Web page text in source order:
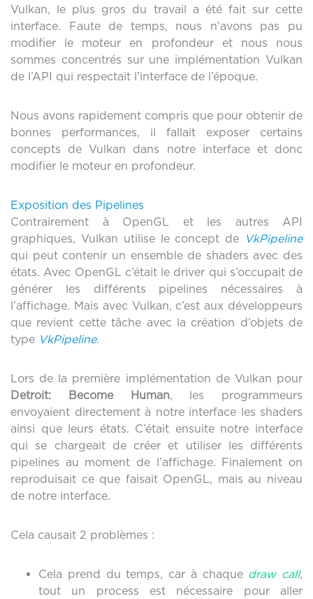
Vulkan, le plus gros du travail a été fait sur cette
interface. Faute de temps, nous n’avons pas pu
modifier le moteur en profondeur et nous nous
sommes concentrés sur une implémentation Vulkan
de l’API qui respectait l’interface de l’époque.
Nous avons rapidement compris que pour obtenir de
bonnes performances, il fallait exposer certains
concepts de Vulkan dans notre interface et donc
modifier le moteur en profondeur.
Exposition des Pipelines
Contrairement à OpenGL et les autres API
graphiques, Vulkan utilise le concept de VkPipeline
qui peut contenir un ensemble de shaders avec des
états. Avec OpenGL c’était le driver qui s’occupait de
générer les différents pipelines nécessaires à
l’affichage. Mais avec Vulkan, c’est aux développeurs
que revient cette tâche avec la création d’objets de
type VkPipeline.
Lors de la première implémentation de Vulkan pour
Detroit: Become Human, les programmeurs
envoyaient directement à notre interface les shaders
ainsi que leurs états. C’était ensuite notre interface
qui se chargeait de créer et utiliser les différents
pipelines au moment de l’affichage. Finalement on
reproduisait ce que faisait OpenGL, mais au niveau
de notre interface.
Cela causait 2 problèmes :
Cela prend du temps, car à chaque draw call,
tout un process est nécessaire pour aller